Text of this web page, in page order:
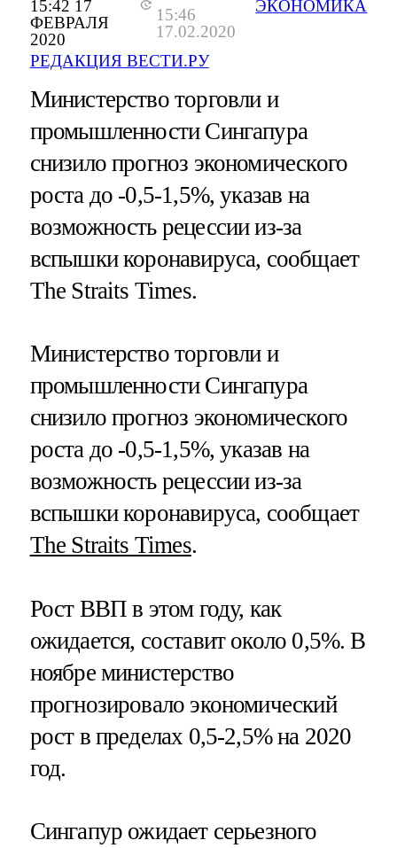
15:42 17
ФЕВРАЛЯ
2020
15:46
17.02.2020
РЕДАКЦИЯ ВЕСТИ.РУ
ЭКОНОМИКА
Министерство торговли и
промышленности Сингапура
снизило прогноз экономического
роста до -0,5-1,5%, указав на
возможность рецессии из-за
вспышки коронавируса, сообщает
The Straits Times.
Министерство торговли и
промышленности Сингапура
снизило прогноз экономического
роста до -0,5-1,5%, указав на
возможность рецессии из-за
вспышки коронавируса, сообщает
The Straits Times.
Рост ВВП в этом году, как
ожидается, составит около 0,5%. В
ноябре министерство
прогнозировало экономический
рост в пределах 0,5-2,5% на 2020
год.
Сингапур ожидает серьезного